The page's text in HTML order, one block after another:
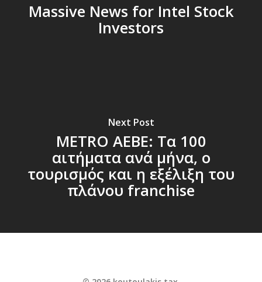
Massive News for Intel Stock
Investors
Next Post
ΜΕΤRO AEBE: Τα 100
αιτήματα ανά μήνα, ο
τουρισμός και η εξέλιξη του
πλάνου franchise